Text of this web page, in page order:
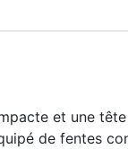
et une
de fentes